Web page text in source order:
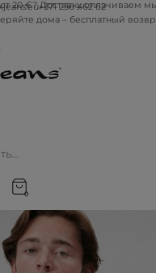
+371 256 462 62
от 20 €? Доставку оплачиваем
дома – бесплатный
0